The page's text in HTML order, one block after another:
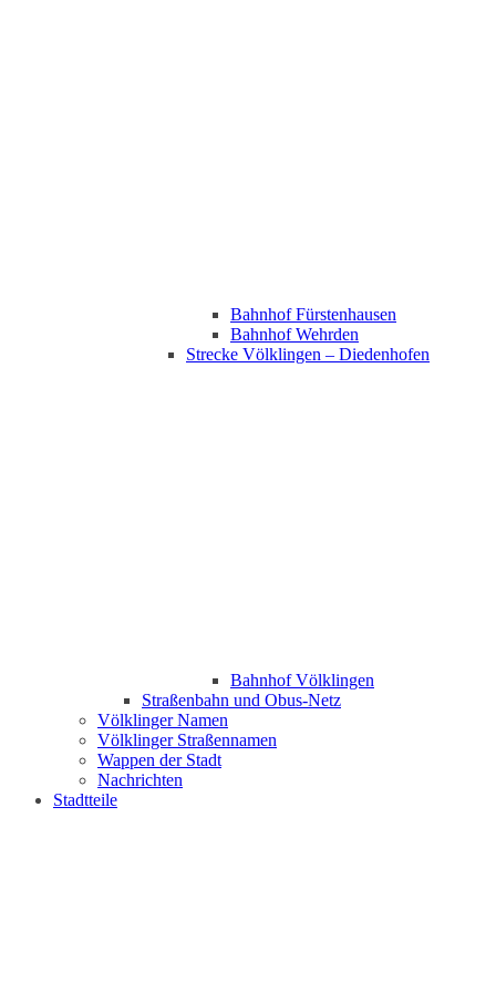
Bahnhof Fürstenhausen
Bahnhof Wehrden
Strecke Völklingen – Diedenhofen
Bahnhof Völklingen
Straßenbahn und Obus-Netz
Völklinger Namen
Völklinger Straßennamen
Wappen der Stadt
Nachrichten
Stadtteile